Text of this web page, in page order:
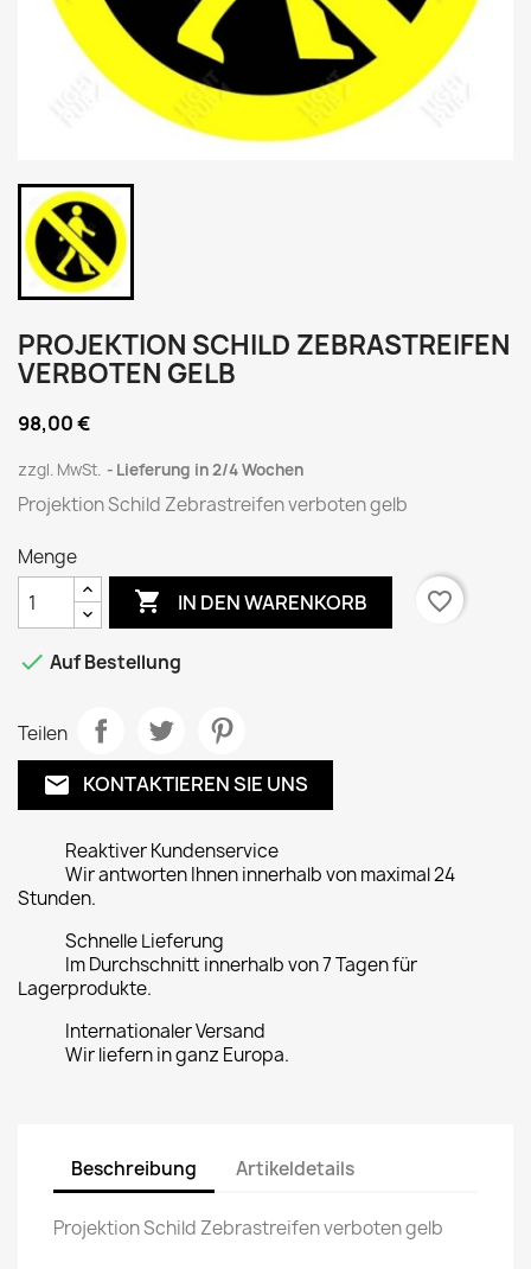
PROJEKTION SCHILD ZEBRASTREIFEN
VERBOTEN GELB
98,00 €
zzgl. MwSt. Lieferung in 2/4 Wochen
Projektion Schild Zebrastreifen verboten gelb
Menge
 IN DEN WARENKORB favorite_border
 Auf Bestellung
Teilen
email KONTAKTIEREN SIE UNS
Reaktiver Kundenservice
Wir antworten Ihnen innerhalb von maximal 24
Stunden.
Schnelle Lieferung
Im Durchschnitt innerhalb von 7 Tagen für
Lagerprodukte.
Internationaler Versand
Wir liefern in ganz Europa.
Beschreibung Artikeldetails
Projektion Schild Zebrastreifen verboten gelb